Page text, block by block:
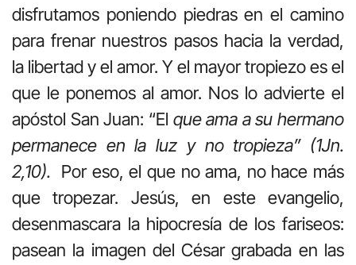
disfrutamos poniendo piedras en el camino
para frenar nuestros pasos hacia la verdad,
la libertad y el amor. Y el mayor tropiezo es el
que le ponemos al amor. Nos lo advierte el
apóstol San Juan: “El que ama a su hermano
permanece en la luz y no tropieza” (1Jn.
2,10). Por eso, el que no ama, no hace más
que tropezar. Jesús, en este evangelio,
desenmascara la hipocresía de los fariseos:
pasean la imagen del César grabada en las